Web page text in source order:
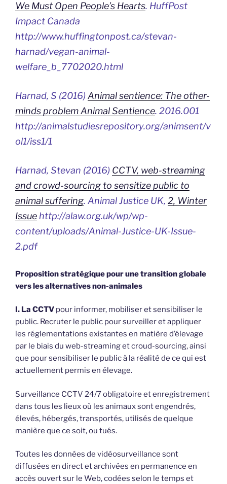
We Must Open People’s Hearts. HuffPost
Impact Canada
http://www.huffingtonpost.ca/stevan-
harnad/vegan-animal-
welfare_b_7702020.html
Harnad, S (2016) Animal sentience: The other-
minds problem Animal Sentience. 2016.001
http://animalstudiesrepository.org/animsent/v
ol1/iss1/1
Harnad, Stevan (2016) CCTV, web-streaming
and crowd-sourcing to sensitize public to
animal suffering. Animal Justice UK, 2, Winter
Issue http://alaw.org.uk/wp/wp-
content/uploads/Animal-Justice-UK-Issue-
2.pdf
Proposition stratégique pour une transition globale
vers les alternatives non-animales
I. La CCTV pour informer, mobiliser et sensibiliser le
public. Recruter le public pour surveiller et appliquer
les réglementations existantes en matière d’élevage
par le biais du web-streaming et croud-sourcing, ainsi
que pour sensibiliser le public à la réalité de ce qui est
actuellement permis en élevage.
Surveillance CCTV 24/7 obligatoire et enregistrement
dans tous les lieux où les animaux sont engendrés,
élevés, hébergés, transportés, utilisés de quelque
manière que ce soit, ou tués.
Toutes les données de vidéosurveillance sont
diffusées en direct et archivées en permanence en
accès ouvert sur le Web, codées selon le temps et